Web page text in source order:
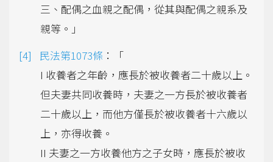
三、配偶之血親之配偶，從其與配偶之親系及
親等。」
民法第1073條 ：「
I 收養者之年齡，應長於被收養者二十歲以上。
但夫妻共同收養時，夫妻之一方長於被收養者
二十歲以上，而他方僅長於被收養者十六歲以
上，亦得收養。
II 夫妻之一方收養他方之子女時，應長於被收